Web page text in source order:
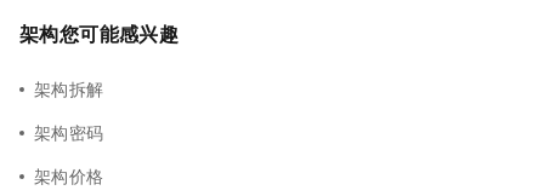
架构您可能感兴趣
架构拆解
架构密码
架构价格